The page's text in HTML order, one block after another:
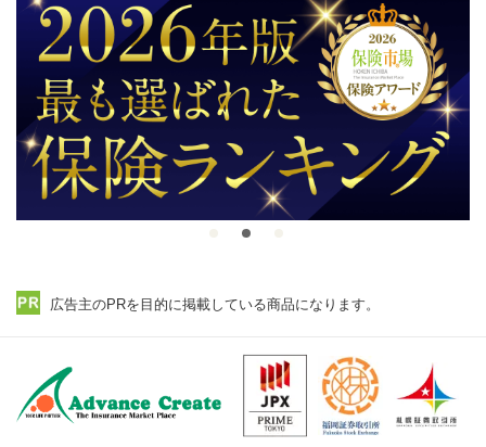
広告主のPRを目的に掲載している商品になります。